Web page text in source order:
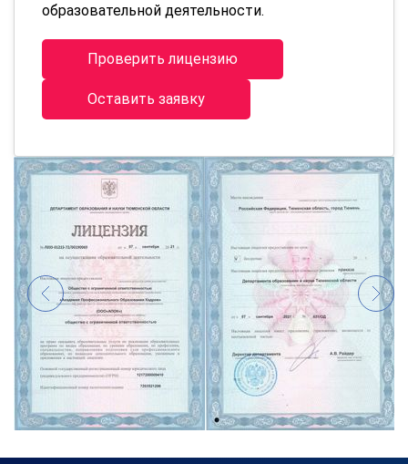
образовательной деятельности.
Проверить лицензию
Оставить заявку